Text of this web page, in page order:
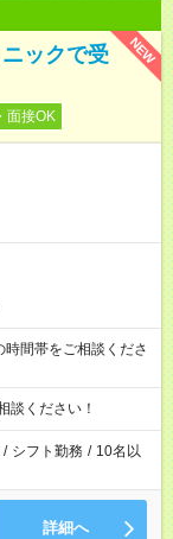
NEW
ックで受
面接OK
間帯をご相談くださ
ください！
/ シフト勤務 / 10名以
詳細へ